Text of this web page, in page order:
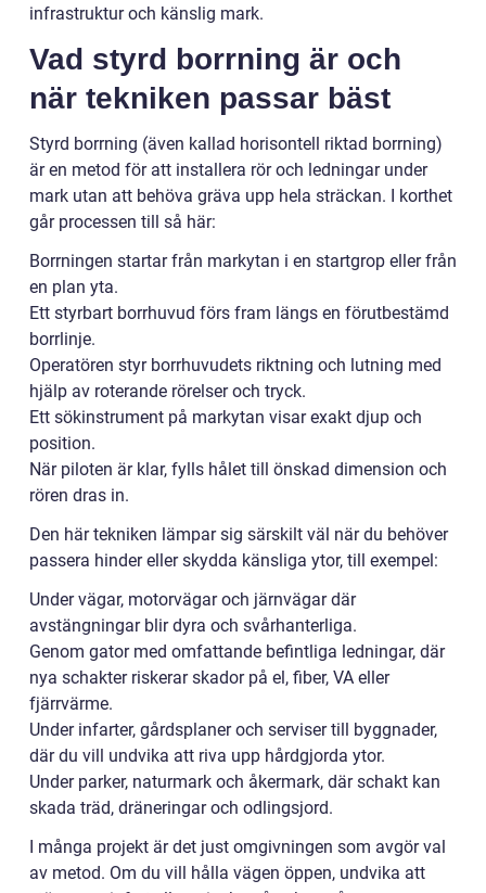
infrastruktur och känslig mark.
Vad styrd borrning är och
när tekniken passar bäst
Styrd borrning (även kallad horisontell riktad borrning)
är en metod för att installera rör och ledningar under
mark utan att behöva gräva upp hela sträckan. I korthet
går processen till så här:
Borrningen startar från markytan i en startgrop eller från
en plan yta.
Ett styrbart borrhuvud förs fram längs en förutbestämd
borrlinje.
Operatören styr borrhuvudets riktning och lutning med
hjälp av roterande rörelser och tryck.
Ett sökinstrument på markytan visar exakt djup och
position.
När piloten är klar, fylls hålet till önskad dimension och
rören dras in.
Den här tekniken lämpar sig särskilt väl när du behöver
passera hinder eller skydda känsliga ytor, till exempel:
Under vägar, motorvägar och järnvägar där
avstängningar blir dyra och svårhanterliga.
Genom gator med omfattande befintliga ledningar, där
nya schakter riskerar skador på el, fiber, VA eller
fjärrvärme.
Under infarter, gårdsplaner och serviser till byggnader,
där du vill undvika att riva upp hårdgjorda ytor.
Under parker, naturmark och åkermark, där schakt kan
skada träd, dräneringar och odlingsjord.
I många projekt är det just omgivningen som avgör val
av metod. Om du vill hålla vägen öppen, undvika att